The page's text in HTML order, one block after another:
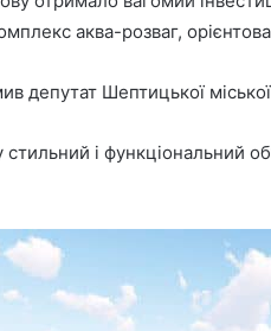
аква-розваг,
депутат Шептицької
і функціональний